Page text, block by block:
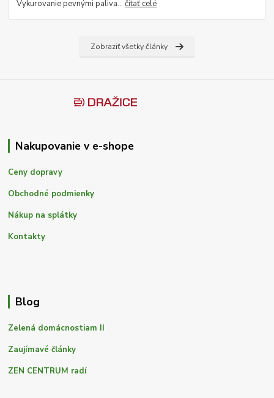
Vykurovanie pevnými paliva...čítať celé
Zobraziť všetky články
Nakupovanie v e-shope
Ceny dopravy
Obchodné podmienky
Nákup na splátky
Kontakty
Blog
Zelená domácnostiam II
Zaujímavé články
ZEN CENTRUM radí